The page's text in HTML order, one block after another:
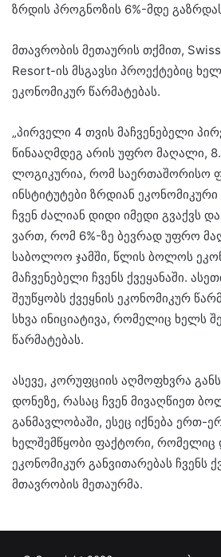
ზრდის პროგნოზის 6%-მდე
მთავრობის მეთაურის თქმით,
Resort-ის მსგავსი პროექტებიც
ეკონომიკურ წარმატებას.
„პირველი 4 თვის მაჩვენებელი
წინააღმდეგ არის უფრო მაღალი,
ლოგიკურია, რომ საერთაშორისო
ინსტიტუტები ზრდიან
ჩვენ ძალიან დიდი იმედი გვაქვს
ვართ, რომ 6%-ზე ბევრად უფრო
საბოლოო ჯამში, წლის ბოლოს
მაჩვენებელი ჩვენს ქვეყანაში.
შეუწყობს ქვეყნის ეკონომიკურ
სხვა ინიციატივა, რომელიც ხელს
წარმატებას.
ასევე, კორუფციის აღმოფხვრა
დონეზე, რასაც ჩვენ მივაღწიეთ
განმავლობაში, ესეც იქნება ერთ-
ხელშემწყობი ფაქტორი, რომელიც
ეკონომიკურ განვითარებას ჩვენს
მთავრობის მეთაურმა.